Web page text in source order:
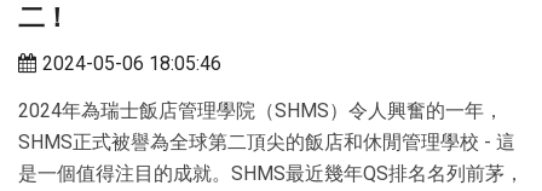
二！
2024-05-06 18:05:46
2024年為瑞士飯店管理學院（SHMS）令人興奮的一年，
SHMS正式被譽為全球第二頂尖的飯店和休閒管理學校 - 這
是一個值得注目的成就。SHMS最近幾年QS排名名列前茅，